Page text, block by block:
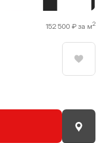
152 500 ₽ за м2